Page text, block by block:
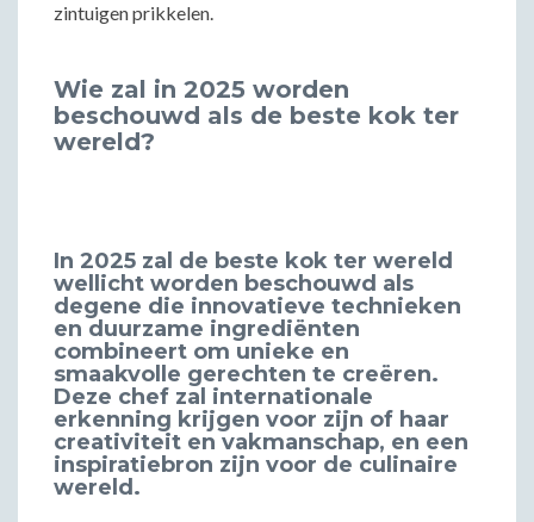
zintuigen prikkelen.
Wie zal in 2025 worden
beschouwd als de beste kok ter
wereld?
In 2025 zal de beste kok ter wereld
wellicht worden beschouwd als
degene die innovatieve technieken
en duurzame ingrediënten
combineert om unieke en
smaakvolle gerechten te creëren.
Deze chef zal internationale
erkenning krijgen voor zijn of haar
creativiteit en vakmanschap, en een
inspiratiebron zijn voor de culinaire
wereld.